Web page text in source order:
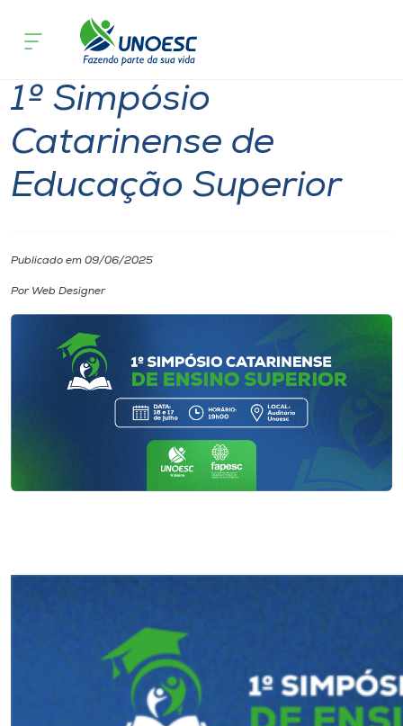
Cursos
Onde estamos
Pesquisa
Atendimento ao Estudante
Portal de Ensino
A
Unoesc
Internacionalização
Diplomados
1º Simpósio
Catarinense de
Educação Superior
Publicado em 09/06/2025
Por Web Designer